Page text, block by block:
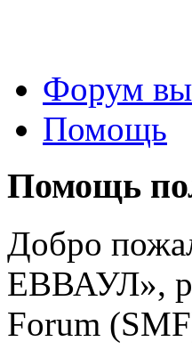
Форум
Помощь
Помощь
Добро
ЕВВАУЛ»,
Forum